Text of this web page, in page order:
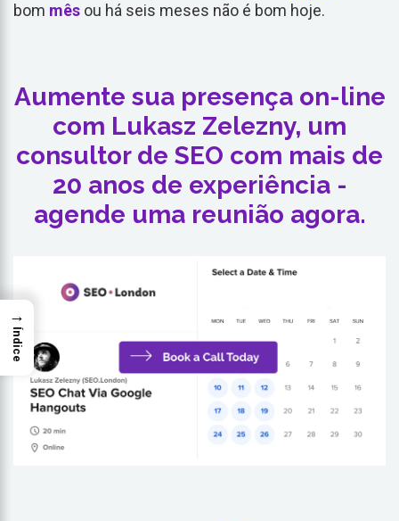
bom mês ou há seis meses não é bom hoje.
Aumente sua presença on-line
com Lukasz Zelezny, um
consultor de SEO com mais de
20 anos de experiência -
agende uma reunião agora.
→
Índice